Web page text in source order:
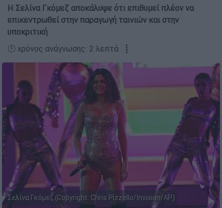
Η Σελίνα Γκόμεζ αποκάλυψε ότι επιθυμεί πλέον να
επικεντρωθεί στην παραγωγή ταινιών και στην
υποκριτική
🕛 χρόνος ανάγνωσης: 2 λεπτά ┋
Σελίνα Γκόμεζ (Copyright: Chris Pizzello/Invision/AP)